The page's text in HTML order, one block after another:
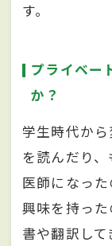
す。
プライベー
か？
学生時代か
を読んだり
医師になっ
興味を持っ
書や翻訳し